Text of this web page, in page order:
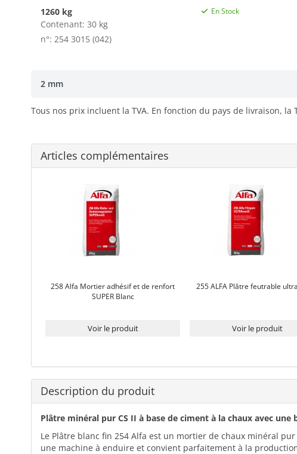
1260 kg
Contenant: 30 kg
n°: 254 3015 (042)
En Stock
2 mm
Tous nos prix incluent la TVA. En fonction du pays de livraison,
Articles complémentaires
258 Alfa Mortier adhésif et de renfort
SUPER Blanc
Voir le produit
255 ALFA Plâtre feutrable
Voir le produit
Description du produit
Plâtre minéral pur CS II à base de ciment à la chaux avec une
Le Plâtre blanc fin 254 Alfa est un mortier de chaux minéral
une machine à enduire et convient parfaitement à la